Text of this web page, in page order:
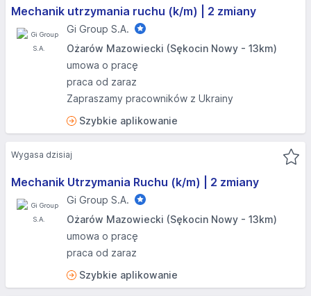
Mechanik utrzymania ruchu (k/m) | 2 zmiany
Gi Group S.A.
Ożarów Mazowiecki (Sękocin Nowy - 13km)
umowa o pracę
praca od zaraz
Zapraszamy pracowników z Ukrainy
Szybkie aplikowanie
Mechanik Utrzymania Ruchu (k/m) | 2 zmiany
Gi Group S.A.
Ożarów Mazowiecki (Sękocin Nowy - 13km)
umowa o pracę
praca od zaraz
Szybkie aplikowanie
Wygasa dzisiaj